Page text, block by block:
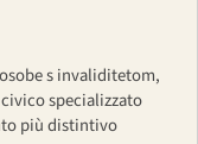
s invaliditetom,
civico specializzato
più distintivo